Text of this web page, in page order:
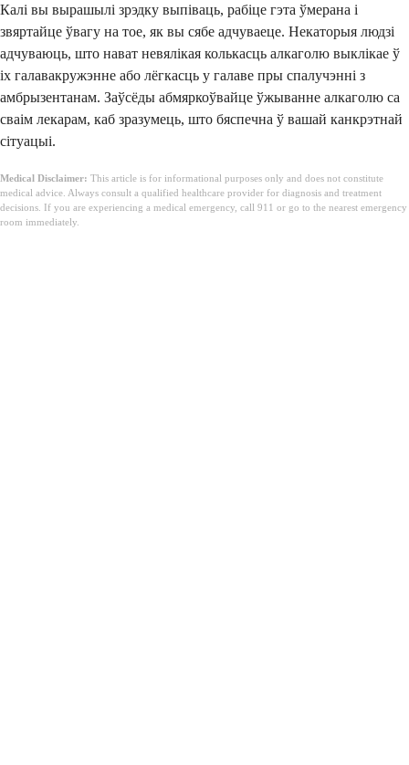
Калі вы вырашылі зрэдку выпіваць, рабіце гэта ўмерана і
звяртайце ўвагу на тое, як вы сябе адчуваеце. Некаторыя людзі
адчуваюць, што нават невялікая колькасць алкаголю выклікае ў
іх галавакружэнне або лёгкасць у галаве пры спалучэнні з
амбрызентанам. Заўсёды абмяркоўвайце ўжыванне алкаголю са
сваім лекарам, каб зразумець, што бяспечна ў вашай канкрэтнай
сітуацыі.
Medical Disclaimer: This article is for informational purposes only and does not constitute
medical advice. Always consult a qualified healthcare provider for diagnosis and treatment
decisions. If you are experiencing a medical emergency, call 911 or go to the nearest emergency
room immediately.